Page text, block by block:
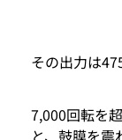
その出力は
7,000回転を